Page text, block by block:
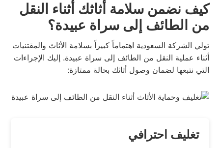
كيف نضمن سلامة أثاثك أثناء النقل
من الطائف إلى سراة عبيدة؟
تولي الشركة السعودية اهتماماً كبيراً بسلامة الأثاث والمقتنيات
أثناء عملية النقل من الطائف إلى سراة عبيدة. إليك الإجراءات
التي نتبعها لضمان وصول أثاثك بحالة ممتازة:
تغليف احترافي